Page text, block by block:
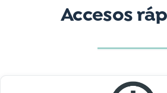
Accesos